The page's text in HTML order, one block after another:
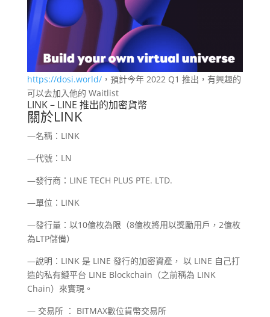
https://dosi.world/，預計今年 2022 Q1 推出，有興趣的
可以去加入他的 Waitlist
LINK – LINE 推出的加密貨幣
關於LINK
—名稱：LINK
—代號：LN
—發行商：LINE TECH PLUS PTE. LTD.
—單位：LINK
—發行量：以10億枚為限（8億枚將用以獎勵用戶，2億枚
為LTP儲備）
—說明：LINK 是 LINE 發行的加密資產， 以 LINE 自己打
造的私有鏈平台 LINE Blockchain（之前稱為 LINK
Chain）來實現。
— 交易所 ： BITMAX數位貨幣交易所